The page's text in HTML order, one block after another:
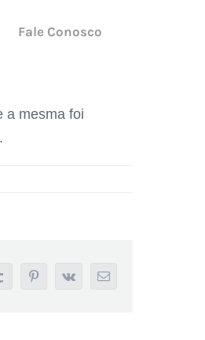
Fale Conosco
a mesma foi
Pinterest
Vk
E-